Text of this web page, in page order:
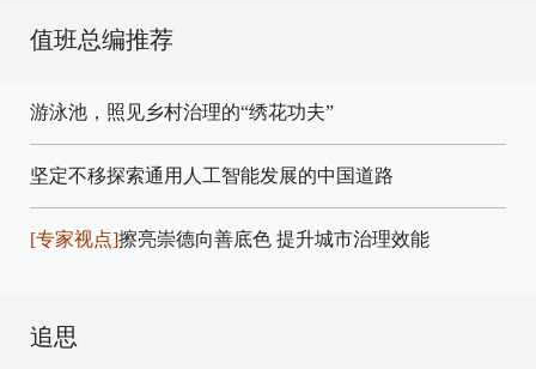
值班总编推荐
游泳池，照见乡村治理的“绣花功夫”
坚定不移探索通用人工智能发展的中国道路
[专家视点]擦亮崇德向善底色 提升城市治理效能
追思